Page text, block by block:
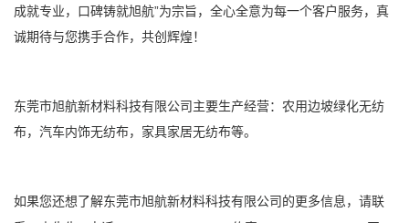
成就专业，口碑铸就旭航”为宗旨，全心全意为每一个客户服务，真
诚期待与您携手合作，共创辉煌！
东莞市旭航新材料科技有限公司主要生产经营： 农用边坡绿化无纺
布， 汽车内饰无纺布， 家具家居无纺布等。
如果您还想了解东莞市旭航新材料科技有限公司 的更多信息， 请联